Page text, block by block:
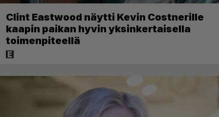
Clint Eastwood näytti Kevin Costnerille
kaapin paikan hyvin yksinkertaisella
toimenpiteellä